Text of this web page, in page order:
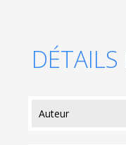
DÉTAILS
auteur